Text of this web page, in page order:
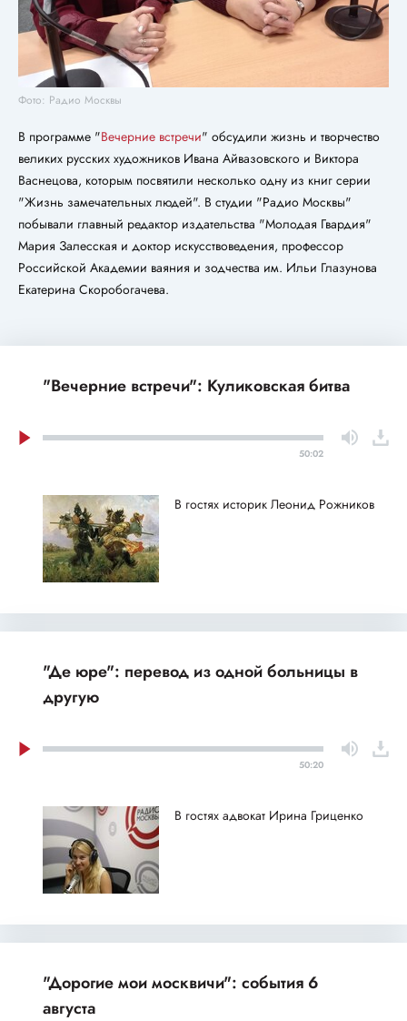
Фото: Радио Москвы
В программе "Вечерние встречи" обсудили жизнь и творчество
великих русских художников Ивана Айвазовского и Виктора
Васнецова, которым посвятили несколько одну из книг серии
"Жизнь замечательных людей". В студии "Радио Москвы"
побывали главный редактор издательства "Молодая Гвардия"
Мария Залесская и доктор искусствоведения, профессор
Российской Академии ваяния и зодчества им. Ильи Глазунова
Екатерина Скоробогачева.
"Вечерние встречи": Куликовская битва
50:02
В гостях историк Леонид Рожников
"Де юре": перевод из одной больницы в
другую
50:20
В гостях адвокат Ирина Гриценко
"Дорогие мои москвичи": события 6
августа